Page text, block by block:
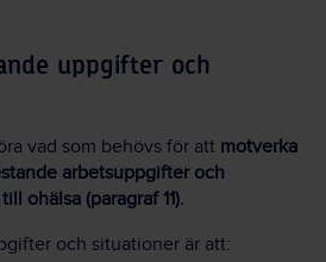
uppgifter och
vad som behövs för att motverka
arbetsuppgifter och
ohälsa (paragraf 11).
och situationer är att: